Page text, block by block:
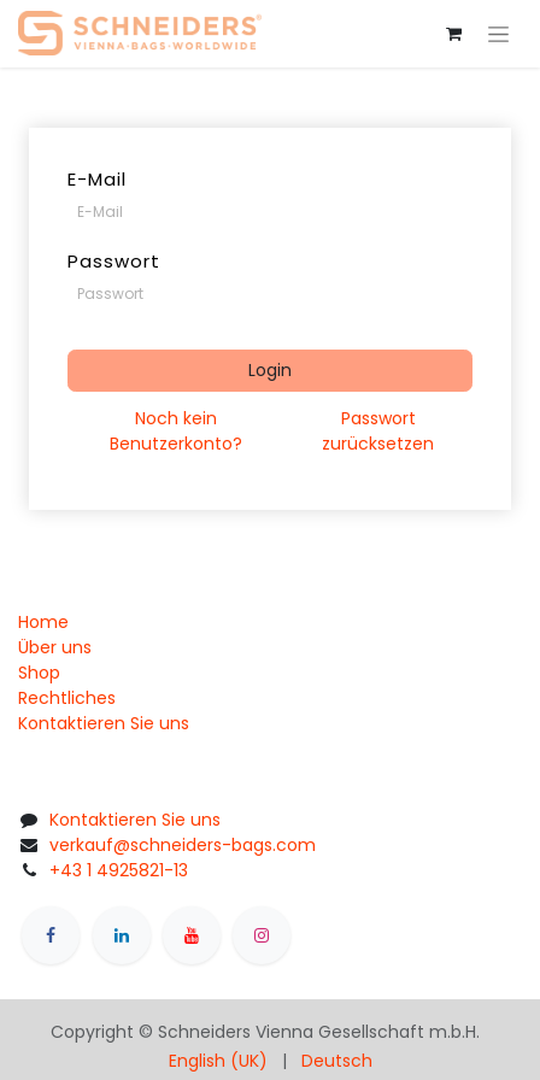
E-Mail
Passwort
Login
Noch kein
Benutzerkonto?
Passwort
zurücksetzen
Home
Über uns
Shop
Rechtliches
Kontaktieren Sie uns
Kontaktieren Sie uns
verkauf@schneiders-bags.com
+43 1 4925821-13
Copyright © Schneiders Vienna Gesellschaft m.b.H.
English (UK)
| Deutsch